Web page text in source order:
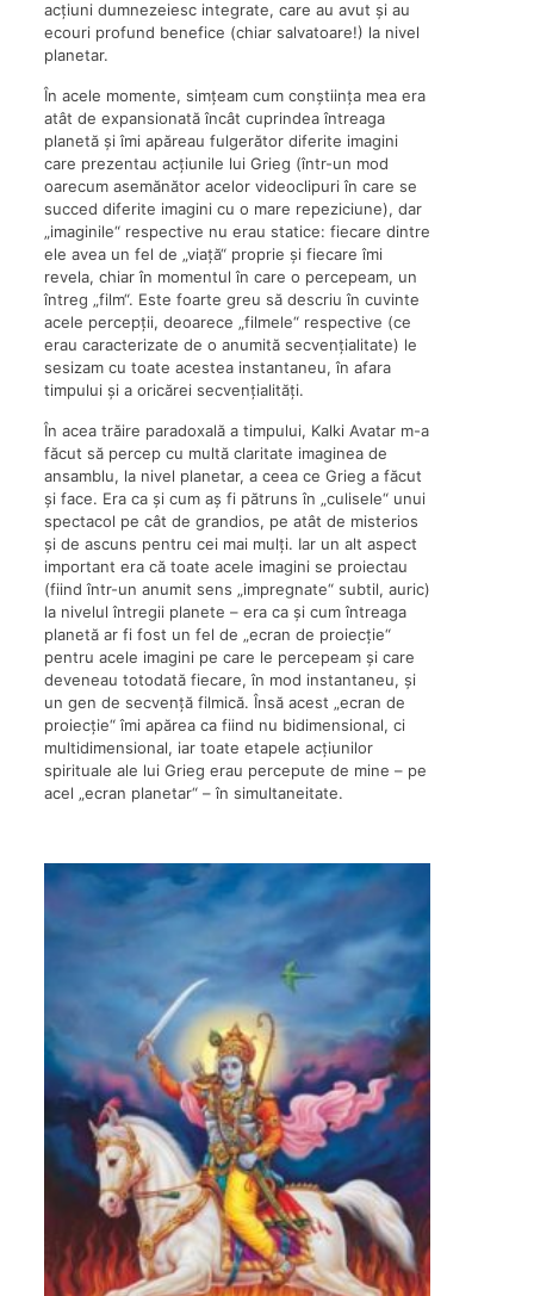
acțiuni dumnezeiesc integrate, care au avut și au
ecouri profund benefice (chiar salvatoare!) la nivel
planetar.
În acele momente, simțeam cum conștiința mea era
atât de expansionată încât cuprindea întreaga
planetă și îmi apăreau fulgerător diferite imagini
care prezentau acțiunile lui Grieg (într-un mod
oarecum asemănător acelor videoclipuri în care se
succed diferite imagini cu o mare repeziciune), dar
„imaginile“ respective nu erau statice: fiecare dintre
ele avea un fel de „viață“ proprie și fiecare îmi
revela, chiar în momentul în care o percepeam, un
întreg „film“. Este foarte greu să descriu în cuvinte
acele percepții, deoarece „filmele“ respective (ce
erau caracterizate de o anumită secvențialitate) le
sesizam cu toate acestea instantaneu, în afara
timpului și a oricărei secvențialități.
În acea trăire paradoxală a timpului, Kalki Avatar m-a
făcut să percep cu multă claritate imaginea de
ansamblu, la nivel planetar, a ceea ce Grieg a făcut
și face. Era ca și cum aș fi pătruns în „culisele“ unui
spectacol pe cât de grandios, pe atât de misterios
și de ascuns pentru cei mai mulți. Iar un alt aspect
important era că toate acele imagini se proiectau
(fiind într-un anumit sens „impregnate“ subtil, auric)
la nivelul întregii planete – era ca și cum întreaga
planetă ar fi fost un fel de „ecran de proiecție“
pentru acele imagini pe care le percepeam și care
deveneau totodată fiecare, în mod instantaneu, și
un gen de secvență filmică. Însă acest „ecran de
proiecție“ îmi apărea ca fiind nu bidimensional, ci
multidimensional, iar toate etapele acțiunilor
spirituale ale lui Grieg erau percepute de mine – pe
acel „ecran planetar“ – în simultaneitate.